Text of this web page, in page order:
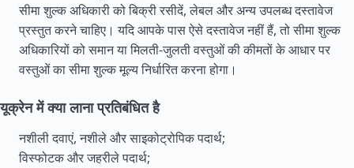
सीमा शुल्क अधिकारी को बिक्री रसीदें, लेबल और अन्य उपलब्ध दस्तावेज
प्रस्तुत करने चाहिए। यदि आपके पास ऐसे दस्तावेज नहीं हैं, तो सीमा शुल्क
अधिकारियों को समान या मिलती-जुलती वस्तुओं की कीमतों के आधार पर
वस्तुओं का सीमा शुल्क मूल्य निर्धारित करना होगा।
यूक्रेन में क्या लाना प्रतिबंधित है
नशीली दवाएं, नशीले और साइकोट्रोपिक पदार्थ;
विस्फोटक और जहरीले पदार्थ;